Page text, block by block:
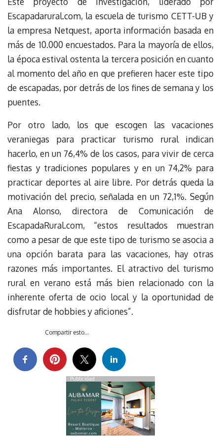
Escapadarural.com, la escuela de turismo CETT-UB y
la empresa Netquest, aporta información basada en
más de 10.000 encuestados. Para la mayoría de ellos,
la época estival ostenta la tercera posición en cuanto
al momento del año en que prefieren hacer este tipo
de escapadas, por detrás de los fines de semana y los
puentes.
Por otro lado, los que escogen las vacaciones
veraniegas para practicar turismo rural indican
hacerlo, en un 76,4% de los casos, para vivir de cerca
fiestas y tradiciones populares y en un 74,2% para
practicar deportes al aire libre. Por detrás queda la
motivación del precio, señalada en un 72,1%. Según
Ana Alonso, directora de Comunicación de
EscapadaRural.com, “estos resultados muestran
como a pesar de que este tipo de turismo se asocia a
una opción barata para las vacaciones, hay otras
razones más importantes. El atractivo del turismo
rural en verano está más bien relacionado con la
inherente oferta de ocio local y la oportunidad de
disfrutar de hobbies y aficiones”.
Compartir esto...
Publicidad